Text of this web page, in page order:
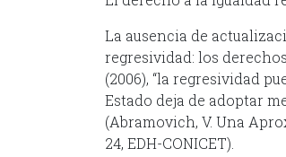
La ausencia de
regresividad: los
(2006), “la regresividad
Estado deja de adoptar
(Abramovich, V. Una
24, EDH-CONICET).